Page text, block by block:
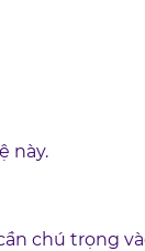
này.
chú trọng